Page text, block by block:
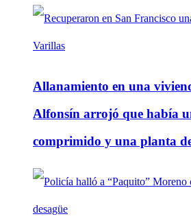
Allanamiento en una
Alfonsín arrojó que había
comprimido y una planta